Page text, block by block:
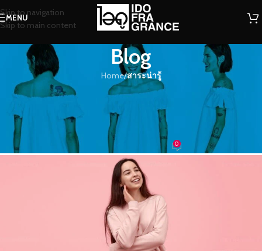
Skip to navigation
Skip to main content
MENU
Blog
Home/สาระน่ารู้
สาระน่ารู้
จอห์นสัน กลิ่นหอมของดอกไม้นานา
พันธุ์ที่สดใสและอ่อนโยน
น้ำหอม On 22/02/2021 0